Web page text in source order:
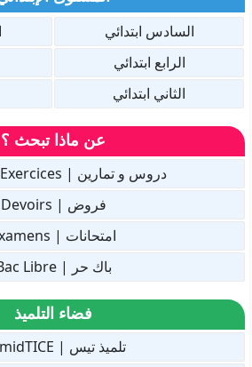
السادس ابتدائي
الرابع ابتدائي
الثاني ابتدائي
عن ماذا تبحث ؟
دروس و تمارين | Cours et Exercices
فروض | Devoirs
امتحانات | Examens
باك حر | Bac Libre
فضاء التلميذ
تلميذ تيس | TelmidTICE